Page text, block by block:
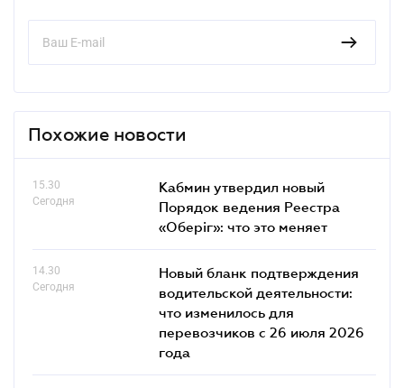
Похожие новости
15.30
Сегодня
Кабмин утвердил новый
Порядок ведения Реестра
«Оберіг»: что это меняет
14.30
Сегодня
Новый бланк подтверждения
водительской деятельности:
что изменилось для
перевозчиков с 26 июля 2026
года